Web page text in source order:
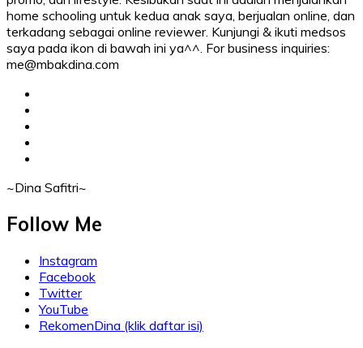
home schooling untuk kedua anak saya, berjualan online, dan
terkadang sebagai online reviewer. Kunjungi & ikuti medsos
saya pada ikon di bawah ini ya^^. For business inquiries:
me@mbakdina.com
~Dina Safitri~
Follow Me
Instagram
Facebook
Twitter
YouTube
RekomenDina (klik daftar isi)